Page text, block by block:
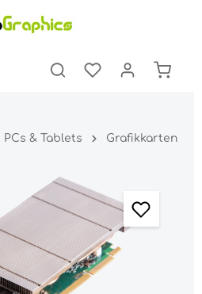
PCs & Tablets Grafikkarten